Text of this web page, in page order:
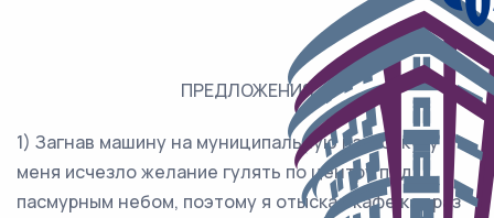
ПРЕДЛОЖЕНИЯ
1) Загнав машину на муниципальную парковку, у
меня исчезло желание гулять по центру под
пасмурным небом, поэтому я отыскал кафе как раз